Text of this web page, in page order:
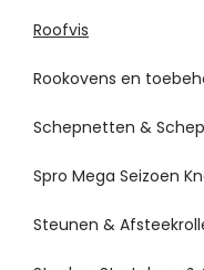
Roofvis
Rookovens en
Schepnetten &
Spro Mega Seizoen
Steunen &